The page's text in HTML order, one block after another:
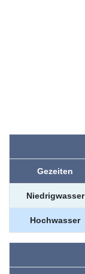
Gezeiten
Niedrigwasser
Hochwasser